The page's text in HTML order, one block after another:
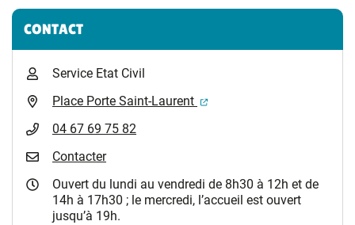
CONTACT
Service Etat Civil
Place Porte Saint-Laurent
(ouverture dans un
04 67 69 75 82
Contacter
Ouvert du lundi au vendredi de 8h30 à 12h et de
14h à 17h30 ; le mercredi, l’accueil est ouvert
jusqu’à 19h.